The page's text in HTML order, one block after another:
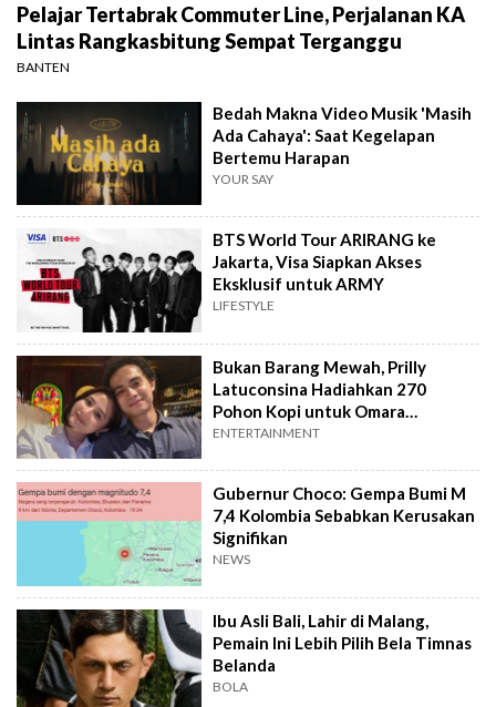
Pelajar Tertabrak Commuter Line, Perjalanan KA
Lintas Rangkasbitung Sempat Terganggu
BANTEN
Bedah Makna Video Musik 'Masih
Ada Cahaya': Saat Kegelapan
Bertemu Harapan
YOUR SAY
BTS World Tour ARIRANG ke
Jakarta, Visa Siapkan Akses
Eksklusif untuk ARMY
LIFESTYLE
Bukan Barang Mewah, Prilly
Latuconsina Hadiahkan 270
Pohon Kopi untuk Omara
Esteghlal
ENTERTAINMENT
Gubernur Choco: Gempa Bumi M
7,4 Kolombia Sebabkan Kerusakan
Signifikan
NEWS
Ibu Asli Bali, Lahir di Malang,
Pemain Ini Lebih Pilih Bela Timnas
Belanda
BOLA